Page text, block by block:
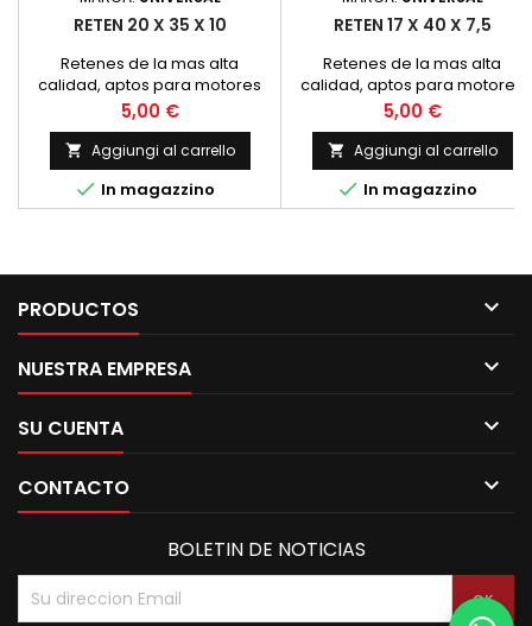
RETEN 20 X 35 X 10
Retenes de la mas alta
calidad, aptos para motores
de dos y cuatro tiempos.
Nuevos.
Prezzo
5,00 €
 Aggiungi al carrello
 In magazzino
RETEN 17 X 40 X 7,5
Retenes de la mas alta
calidad, aptos para motores
de dos y cuatro tiempos.
Nuevos.
Prezzo
5,00 €
 Aggiungi al carrello
 In magazzino
PRODUCTOS 
NUESTRA EMPRESA 
SU CUENTA 
CONTACTO 
BOLETIN DE NOTICIAS